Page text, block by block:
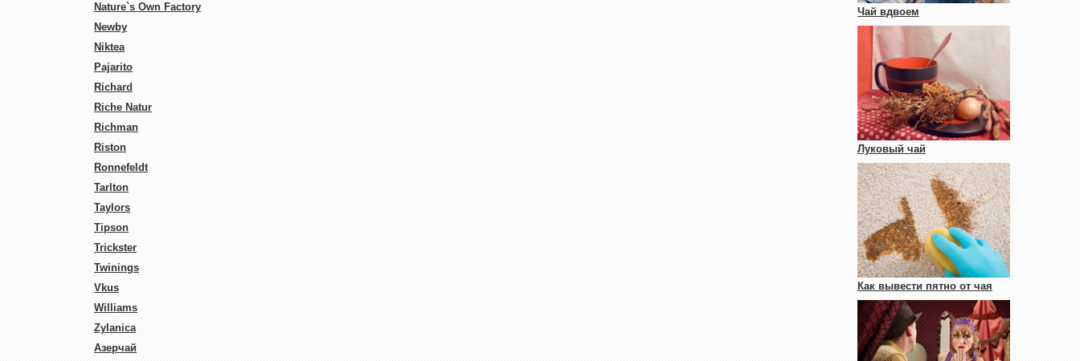
Nature`s Own Factory
Newby
Niktea
Pajarito
Richard
Riche Natur
Richman
Riston
Ronnefeldt
Tarlton
Taylors
Tipson
Trickster
Twinings
Vkus
Williams
Zylanica
Азерчай
Чай вдвоем
Луковый чай
Как вывести пятно от чая